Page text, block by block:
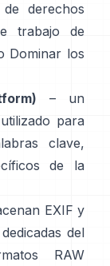
derechos
trabajo de
Dominar los
– un
utilizado para
clave,
de la
EXIF y
del
RAW